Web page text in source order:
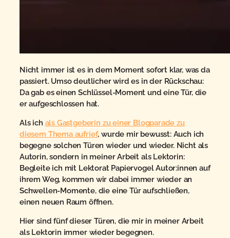
Nicht immer ist es in dem Moment sofort klar, was da
passiert. Umso deutlicher wird es in der Rückschau:
Da gab es einen Schlüssel-Moment und eine Tür, die
er aufgeschlossen hat.
Als ich als Gastgeberin zu einer Blogparade zu
diesem Thema aufrief, wurde mir bewusst: Auch ich
begegne solchen Türen wieder und wieder. Nicht als
Autorin, sondern in meiner Arbeit als Lektorin:
Begleite ich mit Lektorat Papiervogel Autor:innen auf
ihrem Weg, kommen wir dabei immer wieder an
Schwellen-Momente, die eine Tür aufschließen,
einen neuen Raum öffnen.
Hier sind fünf dieser Türen, die mir in meiner Arbeit
als Lektorin immer wieder begegnen.